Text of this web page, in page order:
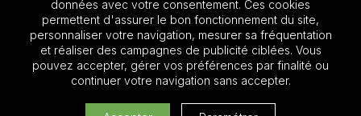
Les must 2025
Focus BTP
Focus Aéronautique
données avec votre consentement. Ces cookies
permettent d'assurer le bon fonctionnement du site,
personnaliser votre navigation, mesurer sa fréquentation
et réaliser des campagnes de publicité ciblées. Vous
pouvez accepter, gérer vos préférences par finalité ou
continuer votre navigation sans accepter.